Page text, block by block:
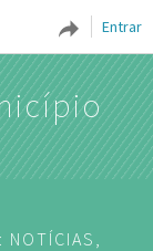
Entrar
NOTÍCIAS,